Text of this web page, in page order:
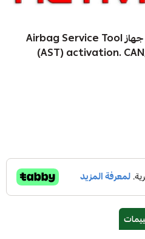
,,اشتراك جديد مدة سنه بدون جهاز Airbag Service Tool
(AST) activation.